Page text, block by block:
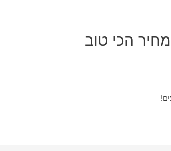
הכי טוב